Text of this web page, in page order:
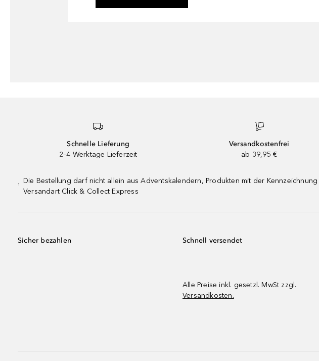
Schnelle Lieferung
2–4 Werktage Lieferzeit
Versandkostenfrei
ab 39,95 €
¹
Die Bestellung darf nicht allein aus Adventskalendern, Produkten mit der
Versandart Click & Collect Express
Sicher bezahlen Schnell versendet
Alle Preise inkl. gesetzl. MwSt zzgl.
Versandkosten.